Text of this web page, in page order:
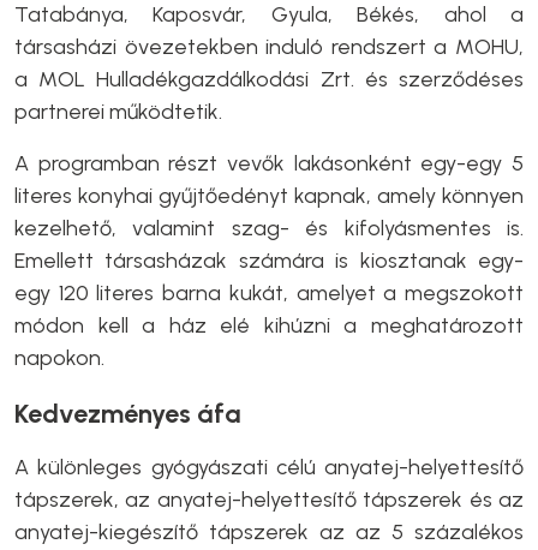
Tatabánya, Kaposvár, Gyula, Békés, ahol a
társasházi övezetekben induló rendszert a MOHU,
a MOL Hulladékgazdálkodási Zrt. és szerződéses
partnerei működtetik.
A programban részt vevők lakásonként egy-egy 5
literes konyhai gyűjtőedényt kapnak, amely könnyen
kezelhető, valamint szag- és kifolyásmentes is.
Emellett társasházak számára is kiosztanak egy-
egy 120 literes barna kukát, amelyet a megszokott
módon kell a ház elé kihúzni a meghatározott
napokon.
Kedvezményes áfa
A különleges gyógyászati célú anyatej-helyettesítő
tápszerek, az anyatej-helyettesítő tápszerek és az
anyatej-kiegészítő tápszerek az az 5 százalékos